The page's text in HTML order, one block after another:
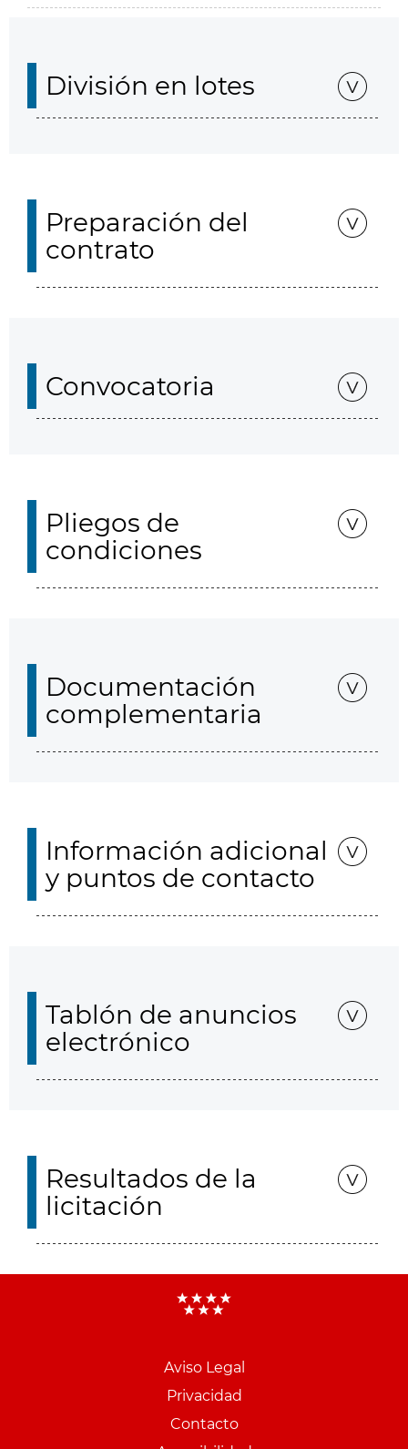
División en lotes
Preparación del
contrato
Convocatoria
Pliegos de
condiciones
Documentación
complementaria
Información adicional
y puntos de contacto
Tablón de anuncios
electrónico
Resultados de la
licitación
Aviso Legal
Privacidad
Contacto